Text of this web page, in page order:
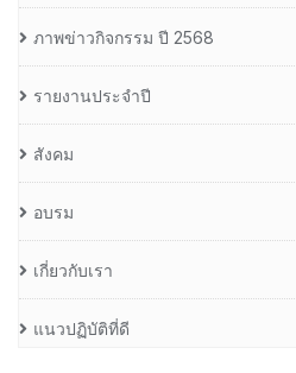
ภาพข่าวกิจกรรม ปี 2568
รายงานประจำปี
สังคม
อบรม
เกี่ยวกับเรา
แนวปฏิบัติที่ดี